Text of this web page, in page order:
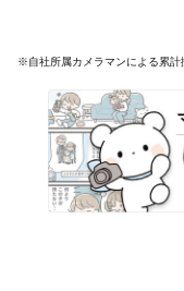
※自社所属カメラマンによる累計